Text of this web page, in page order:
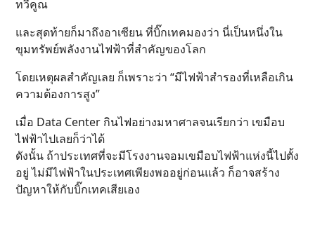
ทวีคูณ
และสุดท้ายก็มาถึงอาเซียน ที่บิ๊กเทคมองว่า นี่เป็นหนึ่งใน
ขุมทรัพย์พลังงานไฟฟ้าที่สำคัญของโลก
โดยเหตุผลสำคัญเลย ก็เพราะว่า “มีไฟฟ้าสำรองที่เหลือเกิน
ความต้องการสูง”
เมื่อ Data Center กินไฟอย่างมหาศาลจนเรียกว่า เขมือบ
ไฟฟ้าไปเลยก็ว่าได้
ดังนั้น ถ้าประเทศที่จะมีโรงงานจอมเขมือบไฟฟ้าแห่งนี้ไปตั้ง
อยู่ ไม่มีไฟฟ้าในประเทศเพียงพออยู่ก่อนแล้ว ก็อาจสร้าง
ปัญหาให้กับบิ๊กเทคเสียเอง